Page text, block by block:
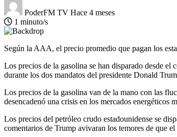
PoderFM TV Hace 4 meses
1 minuto/s
Según la AAA, el precio promedio que pagan los
Los precios de la gasolina se han disparado desde
durante los dos mandatos del presidente Donald
Los precios de la gasolina van de la mano con las
desencadenó una crisis en los mercados energéticos
Los precios del petróleo crudo estadounidense se
comentarios de Trump avivaran los temores de que